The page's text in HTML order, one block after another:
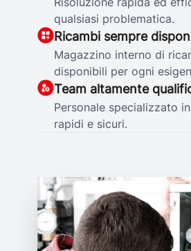
qualsiasi problematica.
Ricambi sempre
Magazzino interno di
disponibili per ogni
Team altamente
Personale specializzato
rapidi e sicuri.